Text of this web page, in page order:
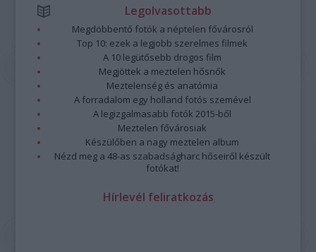
Legolvasottabb
Megdöbbentő fotók a néptelen fővárosról
Top 10: ezek a legjobb szerelmes filmek
A 10 legütősebb drogos film
Megjöttek a meztelen hősnők
Meztelenség és anatómia
A forradalom egy holland fotós szemével
A legizgalmasabb fotók 2015-ből
Meztelen fővárosiak
Készülőben a nagy meztelen album
Nézd meg a 48-as szabadságharc hőseiről készült
fotókat!
Hírlevél feliratkozás